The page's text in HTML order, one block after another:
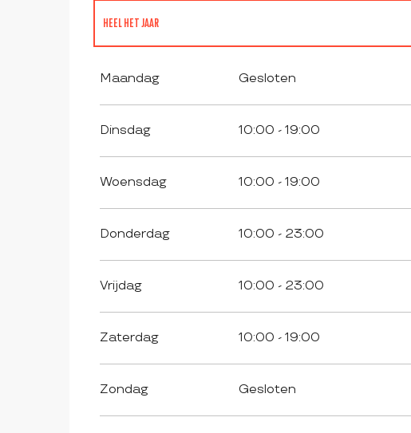
HEEL HET JAAR
Maandag Gesloten
Dinsdag 10:00 - 19:00
Woensdag 10:00 - 19:00
Donderdag 10:00 - 23:00
Vrijdag 10:00 - 23:00
Zaterdag 10:00 - 19:00
Zondag Gesloten